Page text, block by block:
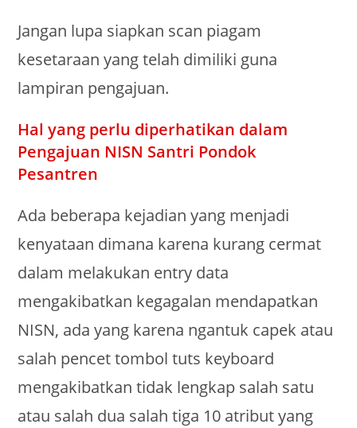
Jangan lupa siapkan scan piagam
kesetaraan yang telah dimiliki guna
lampiran pengajuan.
Hal yang perlu diperhatikan dalam
Pengajuan NISN Santri Pondok
Pesantren
Ada beberapa kejadian yang menjadi
kenyataan dimana karena kurang cermat
dalam melakukan entry data
mengakibatkan kegagalan mendapatkan
NISN, ada yang karena ngantuk capek atau
salah pencet tombol tuts keyboard
mengakibatkan tidak lengkap salah satu
atau salah dua salah tiga 10 atribut yang